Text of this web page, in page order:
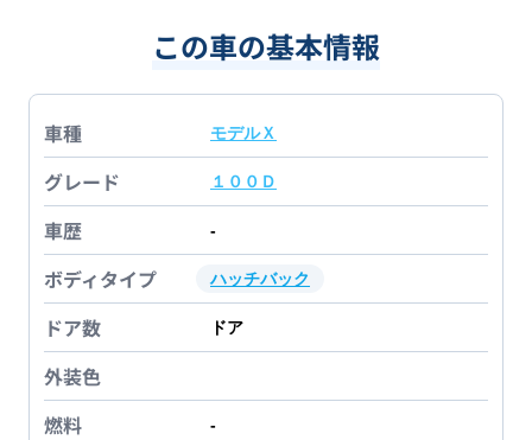
この車の基本情報
車種 モデルＸ
グレード １００Ｄ
車歴 -
ボディタイプ ハッチバック
ドア数 ドア
外装色
燃料
-